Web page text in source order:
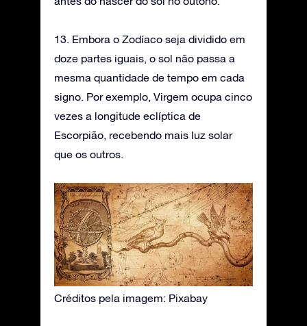
13. Embora o Zodíaco seja dividido em
doze partes iguais, o sol não passa a
mesma quantidade de tempo em cada
signo. Por exemplo, Virgem ocupa cinco
vezes a longitude eclíptica de
Escorpião, recebendo mais luz solar
que os outros.
Créditos pela imagem: Pixabay